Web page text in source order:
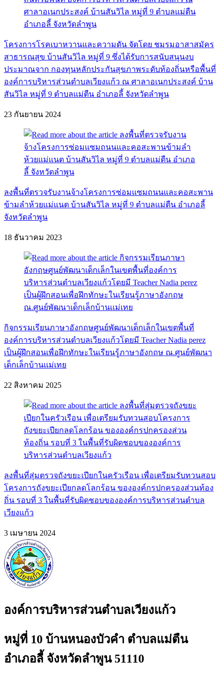
โครงการโรคเบาหวานและความดัน จัดโดย ชมรมอาสาสมัคร
สาธารณสุข บ้านสันวิไล หมู่ที่ 9 ซึ่งได้รับการสนับสนุนงบ
ประมาณจาก กองทุนหลักประกันสุขภาพระดับท้องถิ่นหรือพื้นที่
องค์การบริหารส่วนตำบลเวียงแก้ว ณ ศาลาอเนกประสงค์ บ้าน
สันวิไล หมู่ที่ 9 ตำบลแม่ตืน อำเภอลี้ จังหวัดลำพูน
23 กันยายน 2024
ลงพื้นที่ตรวจรับงานจ้างโครงการซ่อมแซมถนนและคอสะพาน
ข้ามลำห้วยแม่แนต บ้านสันวิไล หมู่ที่ 9 ตำบลแม่ตืน อำเภอลี้
จังหวัดลำพูน
18 ธันวาคม 2023
กิจกรรมเรียนภาษาอังกฤษศูนย์พัฒนาเด็กเล็กในเขตพื้นที่
องค์การบริหารส่วนตำบลเวียงแก้วโดยมี Teacher Nadia perez
เป็นผู้ฝึกสอนเพื่อฝึกทักษะในเรียนรู้ภาษาอังกฤษ ณ.ศูนย์พัฒนา
เด็กเล็กบ้านเเม่เทย
22 สิงหาคม 2025
ลงพื้นที่สุ่มตรวจถังขยะเปียกในครัวเรือน เพื่อเตรียมรับทวนสอบ
โครงการถังขยะเปียกลดโลกร้อน ขององค์กรปกครองส่วนท้อง
ถิ่น รอบที่ 3 ในพื้นที่รับผิดชอบขององค์การบริหารส่วนตำบล
เวียงแก้ว
3 เมษายน 2024
องค์การบริหารส่วนตำบลเวียงแก้ว
หมู่ที่ 10 บ้านหนองบัวคำ ตำบลแม่ตืน
อำเภอลี้ จังหวัดลำพูน 51110